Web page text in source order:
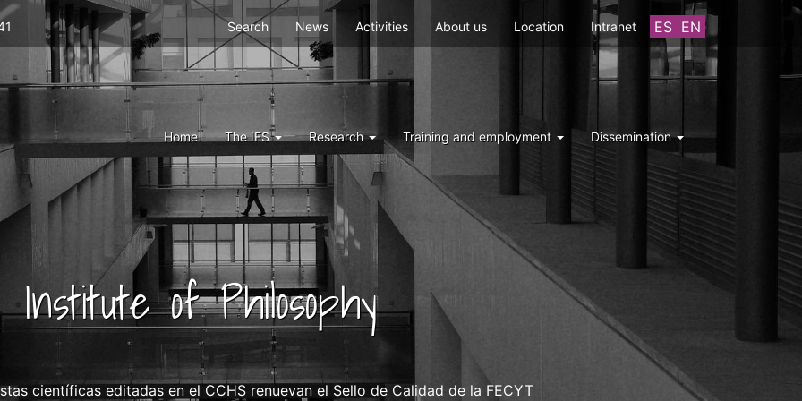
ES EN
Menu
top
right
ifs
Search News Activities About us Location Intranet
Home The IFS Research Training and employment Dissemination
Institute of Philosophy
científicas editadas en el CCHS renuevan el Sello de Calidad de la FECYT